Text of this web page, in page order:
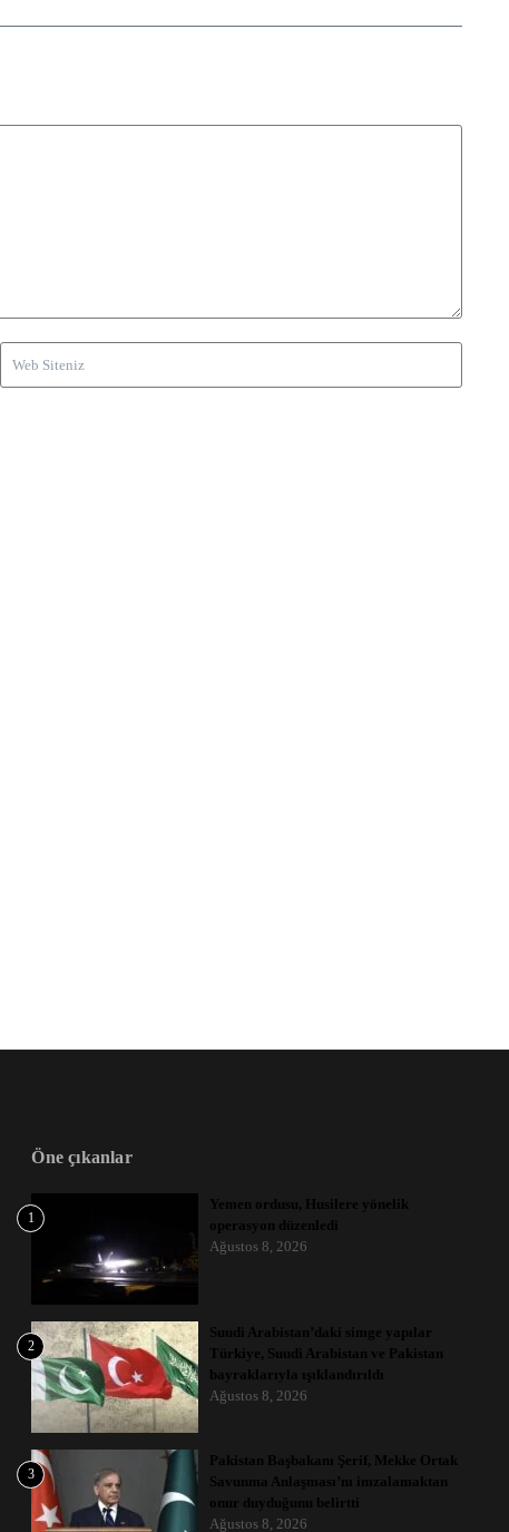
Öne çıkanlar
1
Yemen ordusu, Husilere yönelik
operasyon düzenledi
Ağustos 8, 2026
2
Suudi Arabistan’daki simge yapılar
Türkiye, Suudi Arabistan ve Pakistan
bayraklarıyla ışıklandırıldı
Ağustos 8, 2026
3
Pakistan Başbakanı Şerif, Mekke Ortak
Savunma Anlaşması’nı imzalamaktan
onur duyduğunu belirtti
Ağustos 8, 2026